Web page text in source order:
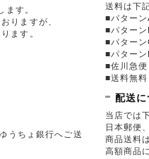
す。
りますが、
ます。
うちょ銀行へご送
送料は下
■パター
■パター
■パター
■パター
■佐川急便
■送料無料
配送に
当店では
日本郵便
商品送料
高額商品